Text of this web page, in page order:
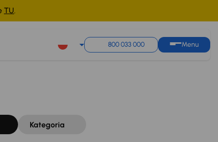
TU.
800 033 000 Menu
Kategoria